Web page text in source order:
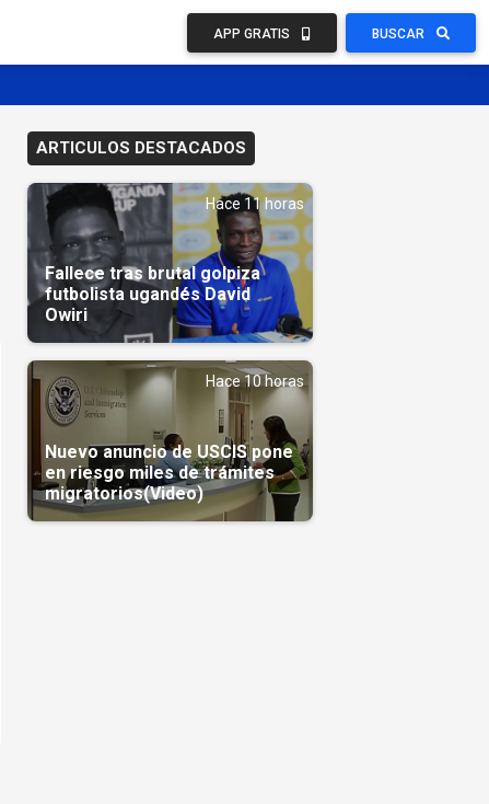
APP GRATIS BUSCAR
ARTICULOS DESTACADOS
Hace 11 horas
Fallece tras brutal golpiza
futbolista ugandés David
Owiri
Hace 10 horas
Nuevo anuncio de USCIS pone
en riesgo miles de trámites
migratorios(Video)